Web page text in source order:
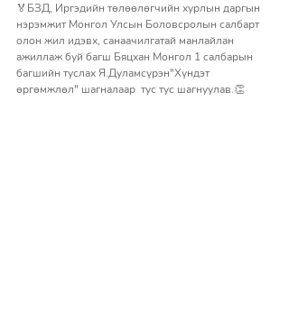
🏅БЗД, Иргэдийн төлөөлөгчийн хурлын даргын
нэрэмжит Монгол Улсын Боловсролын салбарт
олон жил идэвх, санаачилгатай манлайлан
ажиллаж буй багш Бяцхан Монгол 1 салбарын
багшийн туслах Я.Дуламсүрэн"Хүндэт
өргөмжлөл" шагналаар  тус тус шагнуулав.👏